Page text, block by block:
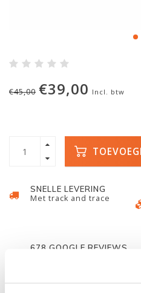
€45,00 €39,00 Incl. btw
SNELLE LEVERING
Met track and trace
678 GOOGLE REVIEWS